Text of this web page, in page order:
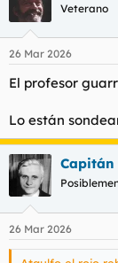
i
e
:
Veterano
26 Mar 2026
El profesor
Lo están
26 Mar 2026